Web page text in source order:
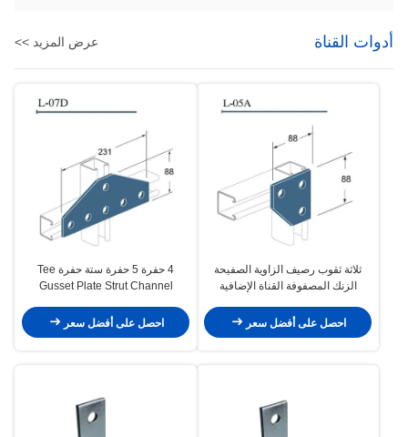
أدوات القناة عرض المزيد >>
ثلاثة ثقوب رصيف الزاوية الصفيحة
الزنك المصفوفة القناة الإضافية
احصل على أفضل سعر
4 حفرة 5 حفرة ستة حفرة Tee
Gusset Plate Strut Channel
احصل على أفضل سعر